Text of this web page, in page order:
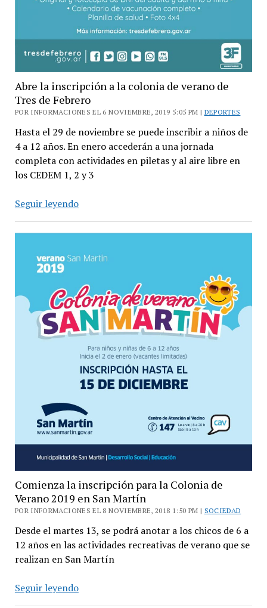
Abre la inscripción a la colonia de verano de
Tres de Febrero
POR INFORMACIONES EL 6 NOVIEMBRE, 2019 5:05 PM | DEPORTES
Hasta el 29 de noviembre se puede inscribir a niños de
4 a 12 años. En enero accederán a una jornada
completa con actividades en piletas y al aire libre en
los CEDEM 1, 2 y 3
Seguir leyendoAbre
inscripción
la
de
verano
de
Tres
de
Febrero
Comienza la inscripción para la Colonia de
Verano 2019 en San Martín
POR INFORMACIONES EL 8 NOVIEMBRE, 2018 1:50 PM | SOCIEDAD
Desde el martes 13, se podrá anotar a los chicos de 6 a
12 años en las actividades recreativas de verano que se
realizan en San Martín
Seguir leyendoComienza